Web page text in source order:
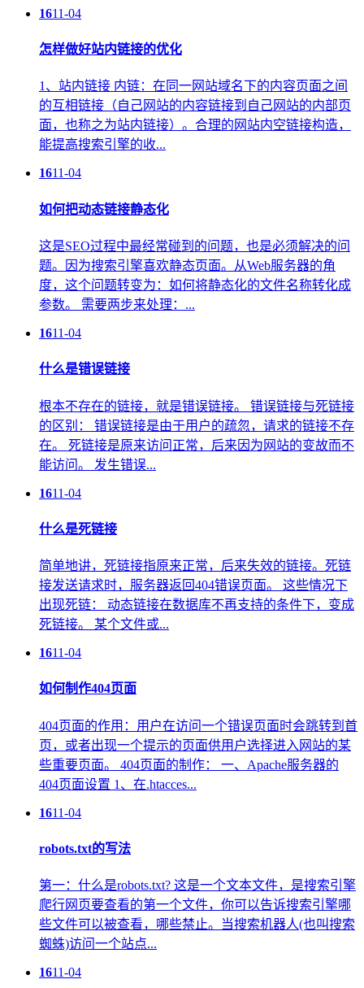
1611-04
怎样做好站内链接的优化
1、站内链接 内链：在同一网站域名下的内容页面之间
的互相链接（自己网站的内容链接到自己网站的内部页
面，也称之为站内链接）。合理的网站内空链接构造，
能提高搜索引擎的收...
1611-04
如何把动态链接静态化
这是SEO过程中最经常碰到的问题，也是必须解决的问
题。因为搜索引擎喜欢静态页面。从Web服务器的角
度，这个问题转变为：如何将静态化的文件名称转化成
参数。 需要两步来处理：...
1611-04
什么是错误链接
根本不存在的链接，就是错误链接。 错误链接与死链接
的区别： 错误链接是由于用户的疏忽，请求的链接不存
在。 死链接是原来访问正常，后来因为网站的变故而不
能访问。 发生错误...
1611-04
什么是死链接
简单地讲，死链接指原来正常，后来失效的链接。死链
接发送请求时，服务器返回404错误页面。 这些情况下
出现死链： 动态链接在数据库不再支持的条件下，变成
死链接。 某个文件或...
1611-04
如何制作404页面
404页面的作用：用户在访问一个错误页面时会跳转到首
页，或者出现一个提示的页面供用户选择进入网站的某
些重要页面。 404页面的制作： 一、Apache服务器的
404页面设置 1、在.htacces...
1611-04
robots.txt的写法
第一：什么是robots.txt? 这是一个文本文件，是搜索引擎
爬行网页要查看的第一个文件，你可以告诉搜索引擎哪
些文件可以被查看，哪些禁止。当搜索机器人(也叫搜索
蜘蛛)访问一个站点...
1611-04